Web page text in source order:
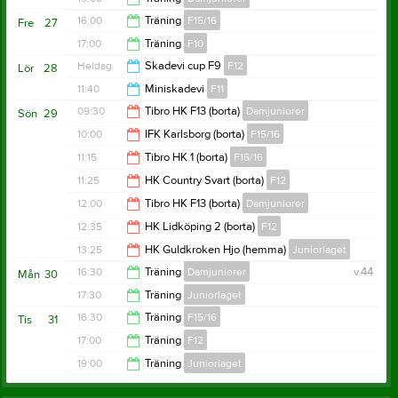
20:00
20:30
27
Fre 16:00 Träning F15/16
17:00
17:00 Träning F10
18:00
28
Lör Heldag Skadevi cup F9 F12
11:40
Miniskadevi F11
16:00
29
Sön 09:30 Tibro HK F13 (borta) Damjuniorer
11:30
10:00 IFK Karlsborg (borta) F15/16
12:00
11:15 Tibro HK 1 (borta) F15/16
13:15
11:25 HK Country Svart (borta) F12
13:25
12:00 Tibro HK F13 (borta) Damjuniorer
14:00
12:35 HK Lidköping 2 (borta) F12
14:35
13:25 HK Guldkroken Hjo (hemma) Juniorlaget
15:25
30
Mån v.44
16:30 Träning Damjuniorer
17:30
17:30 Träning Juniorlaget
19:00
31
Tis 16:30 Träning F15/16
17:30
17:00 Träning F12
18:00
19:00 Träning Juniorlaget